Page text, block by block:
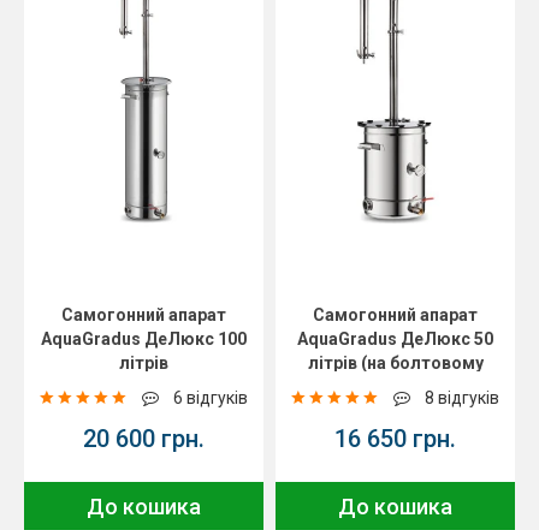
Самогонний апарат
AquaGradus ДеЛюкс 100
літрів
6 відгуків
20 600 грн.
До кошика
Самогонний апарат
AquaGradus ДеЛюкс 50
літрів (на болтовому
з'єднанні)
8 відгуків
16 650 грн.
До кошика